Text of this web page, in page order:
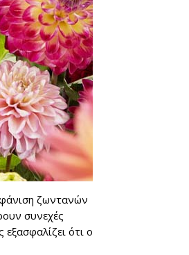
ζωντανών
συνεχές
ότι ο